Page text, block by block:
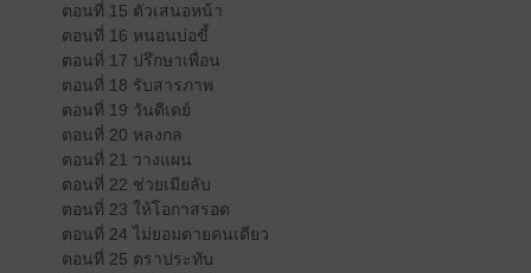
ตอนที่ 15 ตัวเสนอหน้า
ตอนที่ 16 หนอนบ่อขี้
ตอนที่ 17 ปรึกษาเพื่อน
ตอนที่ 18 รับสารภาพ
ตอนที่ 19 วันดีเดย์
ตอนที่ 20 หลงกล
ตอนที่ 21 วางแผน
ตอนที่ 22 ช่วยเมียลับ
ตอนที่ 23 ให้โอกาสรอด
ตอนที่ 24 ไม่ยอมตายคนเดียว
ตอนที่ 25 ตราประทับ